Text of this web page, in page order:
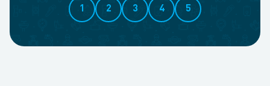
1 2 3 4 5